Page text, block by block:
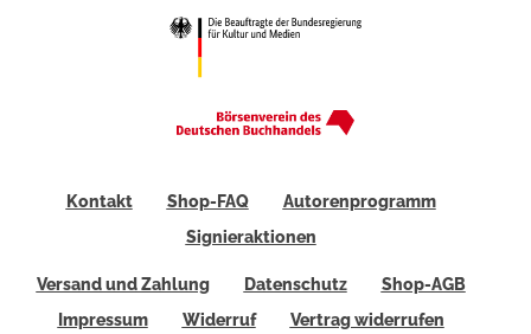
Kontakt Shop-FAQ
Autorenprogramm
Signieraktionen
Versand und Zahlung Datenschutz
Shop-AGB
Impressum
Widerruf Vertrag widerrufen